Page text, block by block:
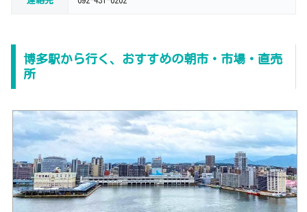
博多駅から行く、おすすめの朝市・市場・直売
所